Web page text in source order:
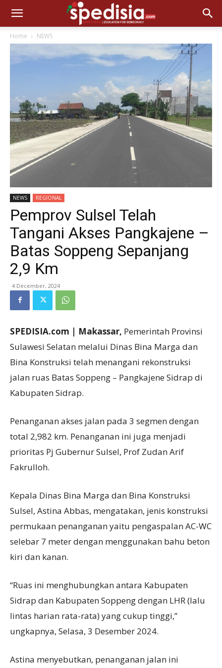
Home NEWS
NEWS REGIONAL
Pemprov Sulsel Telah
Tangani Akses Pangkajene –
Batas Soppeng Sepanjang
2,9 Km
4 December, 2024
SPEDISIA.com | Makassar, Pemerintah Provinsi
Sulawesi Selatan melalui Dinas Bina Marga dan
Bina Konstruksi telah menangani rekonstruksi
jalan ruas Batas Soppeng – Pangkajene Sidrap di
Kabupaten Sidrap.
Penanganan akses jalan pada 3 segmen dengan
total 2,982 km. Penanganan ini juga menjadi
prioritas Pj Gubernur Sulsel, Prof Zudan Arif
Fakrulloh.
Kepala Dinas Bina Marga dan Bina Konstruksi
Sulsel, Astina Abbas, mengatakan, jenis konstruksi
permukaan penanganan yaitu pengaspalan AC-WC
selebar 7 meter dengan menggunakan bahu beton
kiri dan kanan.
“Ruas ini menghubungkan antara Kabupaten
Sidrap dan Kabupaten Soppeng dengan LHR (lalu
lintas harian rata-rata) yang cukup tinggi,”
ungkapnya, Selasa, 3 Desember 2024.
Astina menyebutkan, penanganan jalan ini